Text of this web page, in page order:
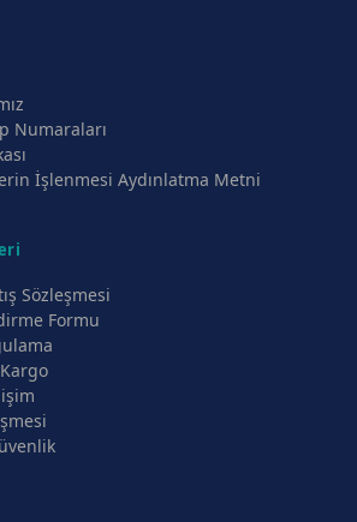
Numaraları
İşlenmesi Aydınlatma Metni
Sözleşmesi
Formu